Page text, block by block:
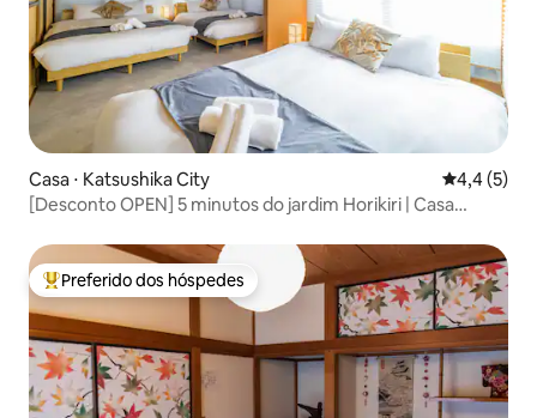
Casa ⋅ Katsushika City 4,4 de
4,4 (5)
[Desconto OPEN] 5 minutos do jardim Horikiri | Casa
academia | Para famílias e grupos
Entre os melhores preferidos dos hóspedes
Preferido dos hóspedes